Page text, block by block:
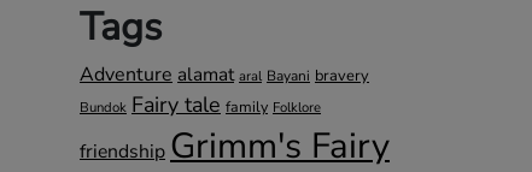
Tags
Adventure alamat aral Bayani bravery
Bundok Fairy tale family Folklore
friendship Grimm's Fairy